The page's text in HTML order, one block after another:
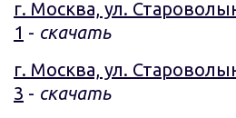
г. Москва, ул.
1 - скачать
г. Москва, ул.
3 - скачать